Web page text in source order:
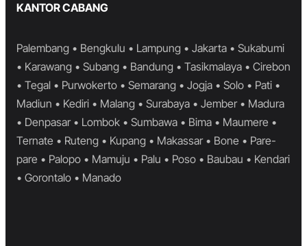
KANTOR CABANG
Palembang • Bengkulu • Lampung • Jakarta • Sukabumi
• Karawang • Subang • Bandung • Tasikmalaya • Cirebon
• Tegal • Purwokerto • Semarang • Jogja • Solo • Pati •
Madiun • Kediri • Malang • Surabaya • Jember • Madura
• Denpasar • Lombok • Sumbawa • Bima • Maumere •
Ternate • Ruteng • Kupang • Makassar • Bone • Pare-
pare • Palopo • Mamuju • Palu • Poso • Baubau • Kendari
• Gorontalo • Manado